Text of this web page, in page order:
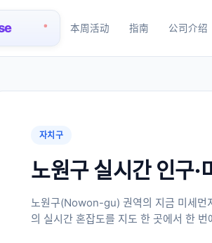
本周活动 指南 公司介绍
자치구
노원구 실시간 인구·
노원구(Nowon-gu) 권역의 지금 미세먼
의 실시간 혼잡도를 지도 한 곳에서 한